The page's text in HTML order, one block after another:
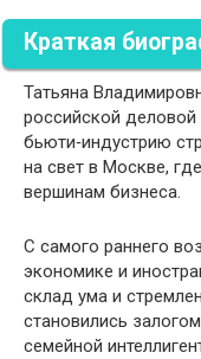
Краткая
Татьяна
российской
бьюти‑индустрию
на свет в Москве,
вершинам бизнеса.
С самого раннего
экономике и
склад ума и
становились
семейной